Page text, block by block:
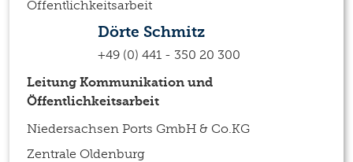
Dörte Schmitz
+49 (0) 441 - 350 20 300
Leitung Kommunikation und
Öffentlichkeitsarbeit
Niedersachsen Ports GmbH & Co.KG
Zentrale Oldenburg